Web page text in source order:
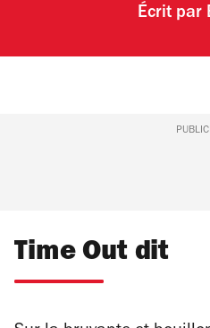
Écrit par
Time Out dit